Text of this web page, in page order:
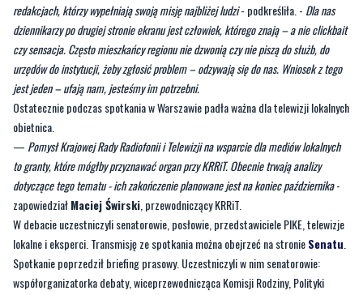
urzędów do instytucji, żeby zgłosić problem – odzywają się do nas. Wniosek z tego
jest jeden – ufają nam, jesteśmy im potrzebni.
Ostatecznie podczas spotkania w Warszawie padła ważna dla telewizji lokalnych
obietnica.
—Pomysł Krajowej Rady Radiofonii i Telewizji na wsparcie dla mediów lokalnych
to granty, które mógłby przyznawać organ przy KRRiT. Obecnie trwają analizy
dotyczące tego tematu - ich zakończenie planowane jest na koniec października
zapowiedziałMaciej Świrski, przewodniczący KRRiT.
W debacie uczestniczyli senatorowie, posłowie, przedstawiciele PIKE, telewizje
lokalne i eksperci. Transmisję ze spotkania można obejrzeć na stronieSenatu
Spotkanie poprzedził briefing prasowy. Uczestniczyli w nim senatorowie:
współorganizatorka debaty, wiceprzewodnicząca Komisji Rodziny, Polityki
Senioralnej i SpołecznejMagdalena Kochan, przewodnicząca Komisji Kultury
i Środków przekazuBarbara Zdrojewskaoraz przewodniczący Senackiego
Zespołu ds. Małych i Średnich PrzedsiębiorstwAdam Szejnfeld oraz